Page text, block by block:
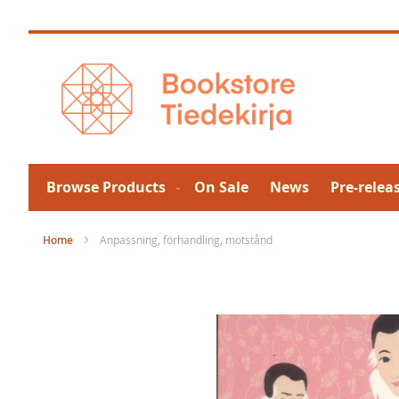
to
Browse Products On Sale News Pre-
Home Anpassning, förhandling, motstånd